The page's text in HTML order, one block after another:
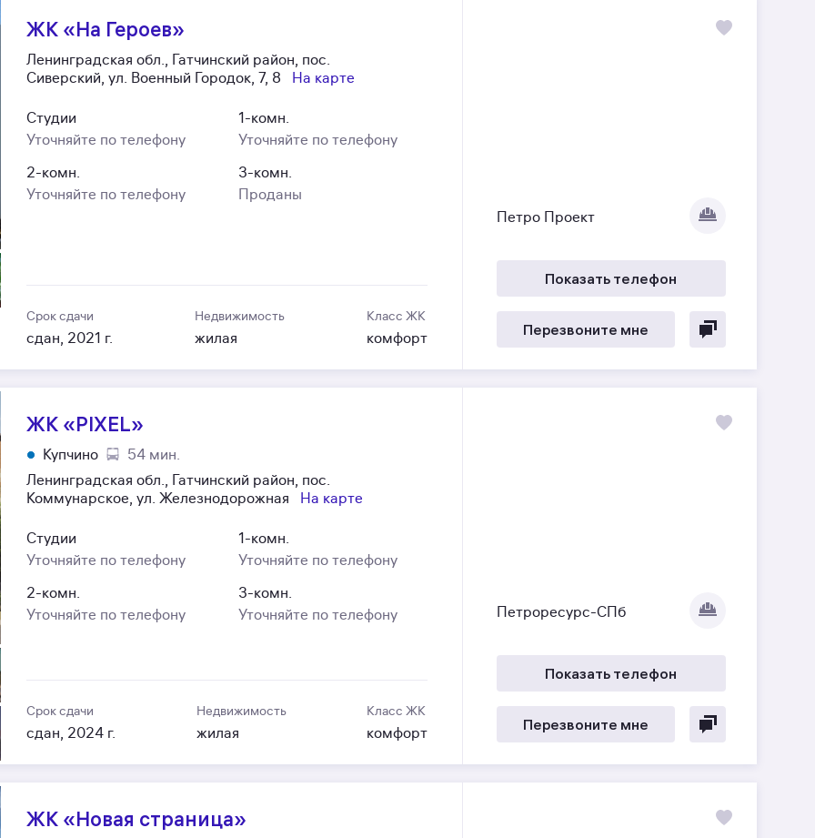
ЖК «На Героев»
Ленинградская обл., Гатчинский район, пос.
Сиверский, ул. Военный Городок, 7, 8
На карте
Студии
Уточняйте по телефону
1-комн.
Уточняйте по телефону
2-комн.
Уточняйте по телефону
3-комн.
Проданы
Срок сдачи
сдан, 2021 г.
Недвижимость
жилая
Класс ЖК
комфорт
Петро Проект
Показать телефон
Перезвоните мне
ЖК «PIXEL»
Купчино
54 мин.
Ленинградская обл., Гатчинский район, пос.
Коммунарское, ул. Железнодорожная
На карте
Студии
Уточняйте по телефону
1-комн.
Уточняйте по телефону
2-комн.
Уточняйте по телефону
3-комн.
Уточняйте по телефону
Срок сдачи
сдан, 2024 г.
Недвижимость
жилая
Класс ЖК
комфорт
Петроресурс-СПб
Показать телефон
Перезвоните мне
ЖК «Новая страница»